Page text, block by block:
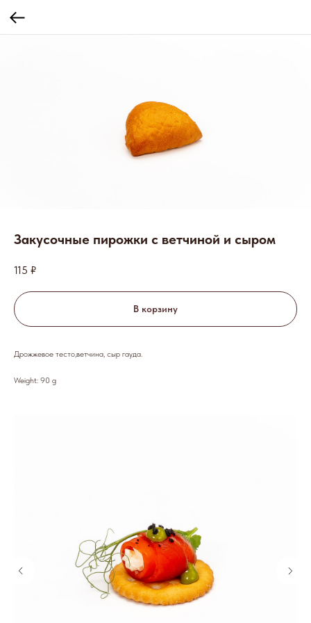
Закусочные пирожки с ветчиной и сыром
115 ₽
В корзину
Дрожжевое тесто,ветчина, сыр гауда.
Weight: 90 g